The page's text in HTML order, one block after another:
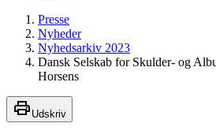
Presse
Nyheder
Nyhedsarkiv 2023
Dansk Selskab for Skulder- og
Horsens
Udskriv